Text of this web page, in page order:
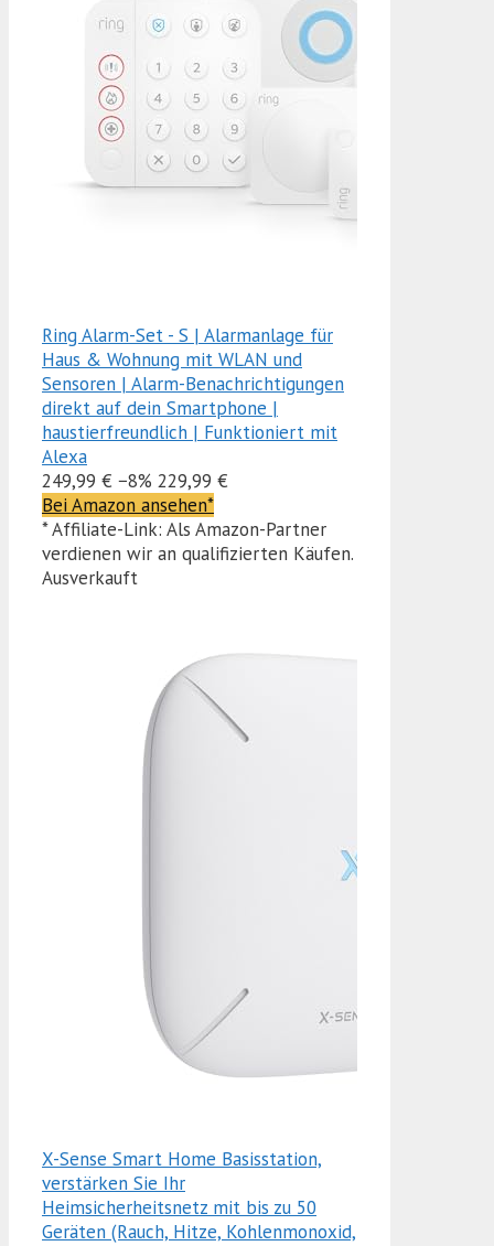
Ring Alarm-Set - S | Alarmanlage für
Haus & Wohnung mit WLAN und
Sensoren | Alarm-Benachrichtigungen
direkt auf dein Smartphone |
haustierfreundlich | Funktioniert mit
Alexa
249,99 € −8% 229,99 €
Bei Amazon ansehen*
* Affiliate-Link: Als Amazon-Partner
verdienen wir an qualifizierten Käufen.
Ausverkauft
X-Sense Smart Home Basisstation,
verstärken Sie Ihr
Heimsicherheitsnetz mit bis zu 50
Geräten (Rauch, Hitze, Kohlenmonoxid,